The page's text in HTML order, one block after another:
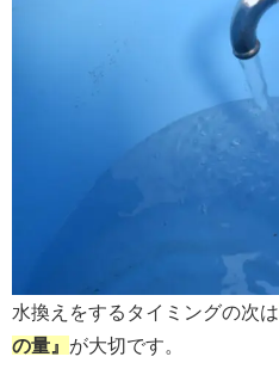
水換えをするタイミングの次は
の量』 が大切です。